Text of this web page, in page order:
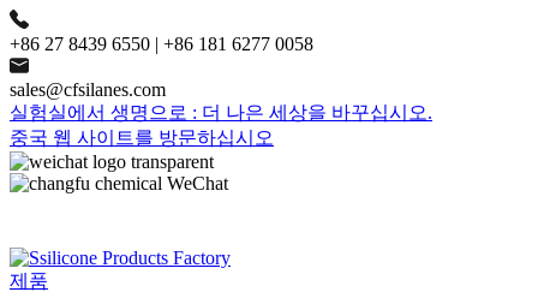
+86 27 8439 6550 | +86 181 6277 0058
sales@cfsilanes.com
실험실에서 생명으로 : 더 나은 세상을 바꾸십시오.
중국 웹 사이트를 방문하십시오
제품